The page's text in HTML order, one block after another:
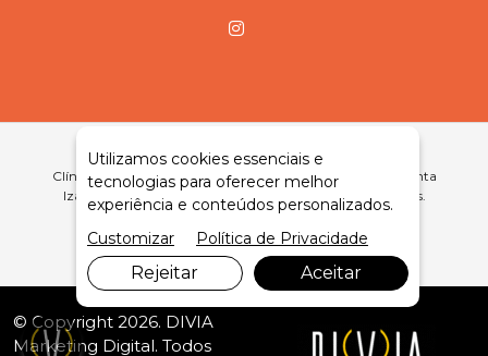
Clínica Médica Popular e Odontológica em Castanhal e Santa
Izabel com Atendimento Humanizado e Preços Acessíveis.
Agende Sua Consulta.
© Copyright 2026. DIVIA
Marketing Digital. Todos
Utilizamos cookies essenciais e
tecnologias para oferecer melhor
experiência e conteúdos personalizados.
Customizar
Política de Privacidade
Rejeitar Aceitar